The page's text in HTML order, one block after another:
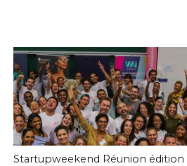
Startupweekend Réunion édition